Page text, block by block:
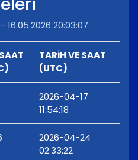
16.05.2026 20:03:07
TARİH VE SAAT
(UTC)
2026-04-17
11:54:18
2026-04-24
02:33:22